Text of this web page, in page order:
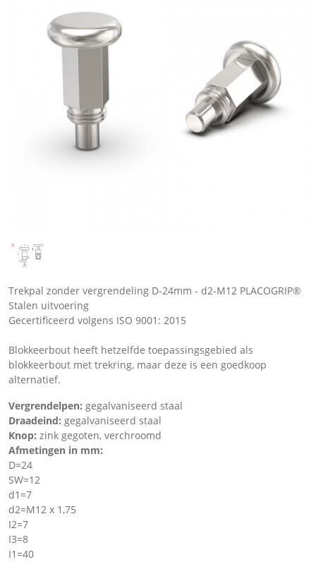
Trekpal zonder vergrendeling D-24mm - d2-M12 PLACOGRIP®
Stalen uitvoering
Gecertificeerd volgens ISO 9001: 2015
Blokkeerbout heeft hetzelfde toepassingsgebied als
blokkeerbout met trekring, maar deze is een goedkoop
alternatief.
Vergrendelpen: gegalvaniseerd staal
Draadeind: gegalvaniseerd staal
Knop: zink gegoten, verchroomd
Afmetingen in mm:
D=24
SW=12
d1=7
d2=M12 x 1,75
I2=7
I3=8
I1=40